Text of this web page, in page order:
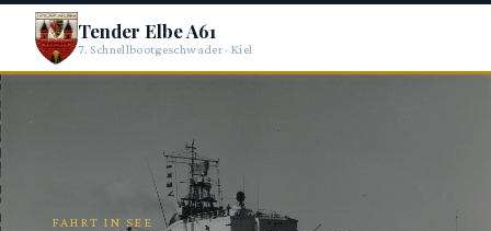
Tender Elbe A61
7. Schnellbootgeschwader · Kiel
FAHRT IN SEE